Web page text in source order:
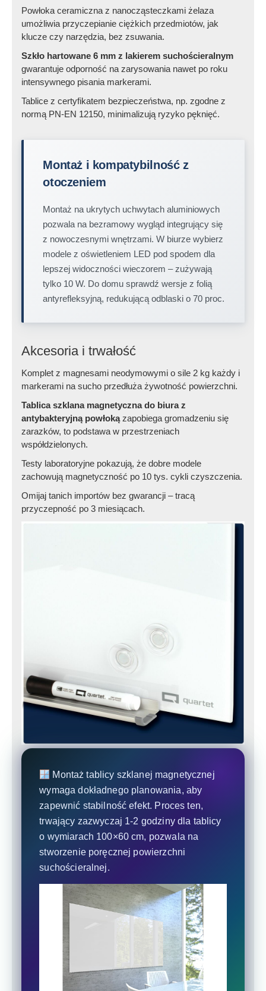
Powłoka ceramiczna z nanocząsteczkami żelaza
umożliwia przyczepianie ciężkich przedmiotów, jak
klucze czy narzędzia, bez zsuwania.
Szkło hartowane 6 mm z lakierem suchościeralnym
gwarantuje odporność na zarysowania nawet po roku
intensywnego pisania markerami.
Tablice z certyfikatem bezpieczeństwa, np. zgodne z
normą PN-EN 12150, minimalizują ryzyko pęknięć.
Montaż i kompatybilność z
otoczeniem
Montaż na ukrytych uchwytach aluminiowych
pozwala na bezramowy wygląd integrujący się
z nowoczesnymi wnętrzami. W biurze wybierz
modele z oświetleniem LED pod spodem dla
lepszej widoczności wieczorem – zużywają
tylko 10 W. Do domu sprawdź wersje z folią
antyrefleksyjną, redukującą odblaski o 70 proc.
Akcesoria i trwałość
Komplet z magnesami neodymowymi o sile 2 kg każdy i
markerami na sucho przedłuża żywotność powierzchni.
Tablica szklana magnetyczna do biura z
antybakteryjną powłokązapobiega gromadzeniu się
zarazków, to podstawa w przestrzeniach
współdzielonych.
Testy laboratoryjne pokazują, że dobre modele
zachowują magnetyczność po 10 tys. cykli czyszczenia.
Omijaj tanich importów bez gwarancji – tracą
przyczepność po 3 miesiącach.
Montaż tablicy szklanej magnetycznej
wymaga dokładnego planowania, aby
zapewnić stabilność efekt. Proces ten,
trwający zazwyczaj 1-2 godziny dla tablicy
o wymiarach 100×60 cm, pozwala na
stworzenie poręcznej powierzchni
suchościeralnej.